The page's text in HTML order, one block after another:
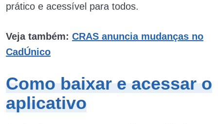
prático e acessível para todos.
Veja também: CRAS anuncia mudanças no
CadÚnico
Como baixar e acessar o
aplicativo